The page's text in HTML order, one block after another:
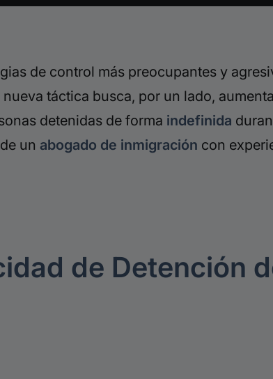
de control más preocupantes y
táctica busca, por un lado,
detenidas de forma indefinida
un abogado de inmigración con
de Detención